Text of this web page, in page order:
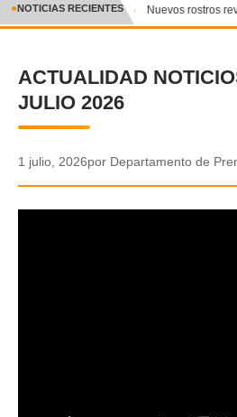
CRÓNICA
DEPORTES
POLICIAL
✕
●NOTICIAS RECIENTES Nuevos rostros
ACTUALIDAD
JULIO 2026
1 julio, 2026por Departamento de